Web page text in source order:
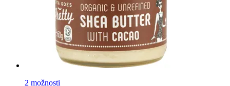
2 možnosti